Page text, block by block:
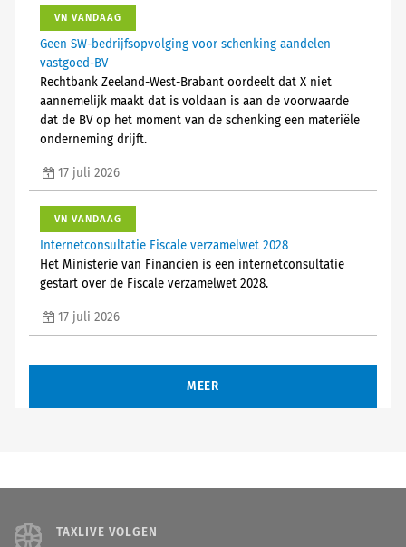
VN VANDAAG
Geen SW-bedrijfsopvolging voor schenking aandelen
vastgoed-BV
Rechtbank Zeeland-West-Brabant oordeelt dat X niet
aannemelijk maakt dat is voldaan is aan de voorwaarde
dat de BV op het moment van de schenking een materiële
onderneming drijft.
17 juli 2026
VN VANDAAG
Internetconsultatie Fiscale verzamelwet 2028
Het Ministerie van Financiën is een internetconsultatie
gestart over de Fiscale verzamelwet 2028.
17 juli 2026
MEER
TAXLIVE VOLGEN